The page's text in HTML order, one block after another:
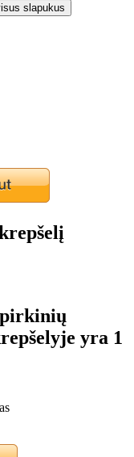
slapukus
pirkinių
yra 1